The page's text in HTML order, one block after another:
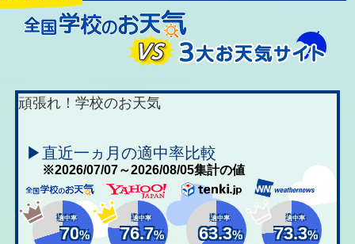
頑張れ！学校のお天気
▶直近一ヵ月の適中率比較
※2026/07/07～2026/08/05集計の値
適中率
70%
適中率
76.7%
適中率
63.3%
適中率
73.3%